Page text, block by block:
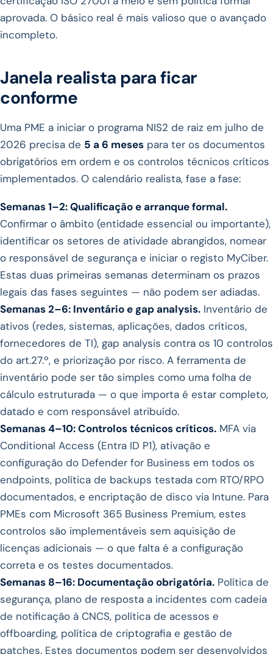
aprovada. O básico real é mais valioso que o avançado
incompleto.
Janela realista para ficar
conforme
Uma PME a iniciar o programa NIS2 de raiz em julho de
2026 precisa de 5 a 6 meses para ter os documentos
obrigatórios em ordem e os controlos técnicos críticos
implementados. O calendário realista, fase a fase:
Semanas 1–2: Qualificação e arranque formal.
Confirmar o âmbito (entidade essencial ou importante),
identificar os setores de atividade abrangidos, nomear
o responsável de segurança e iniciar o registo MyCiber.
Estas duas primeiras semanas determinam os prazos
legais das fases seguintes — não podem ser adiadas.
Semanas 2–6: Inventário e gap analysis. Inventário de
ativos (redes, sistemas, aplicações, dados críticos,
fornecedores de TI), gap analysis contra os 10 controlos
do art.27.º, e priorização por risco. A ferramenta de
inventário pode ser tão simples como uma folha de
cálculo estruturada — o que importa é estar completo,
datado e com responsável atribuído.
Semanas 4–10: Controlos técnicos críticos. MFA via
Conditional Access (Entra ID P1), ativação e
configuração do Defender for Business em todos os
endpoints, política de backups testada com RTO/RPO
documentados, e encriptação de disco via Intune. Para
PMEs com Microsoft 365 Business Premium, estes
controlos são implementáveis sem aquisição de
licenças adicionais — o que falta é a configuração
correta e os testes documentados.
Semanas 8–16: Documentação obrigatória. Política de
segurança, plano de resposta a incidentes com cadeia
de notificação à CNCS, política de acessos e
offboarding, política de criptografia e gestão de
patches. Estes documentos podem ser desenvolvidos